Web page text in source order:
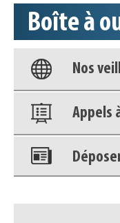
Boîte à
Base
Nos
Appels